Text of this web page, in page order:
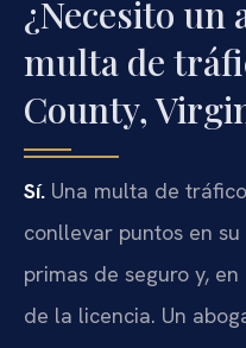
¿Necesito un
multa de
County,
Sí. Una multa de
conllevar puntos en
primas de seguro y,
de la licencia. Un